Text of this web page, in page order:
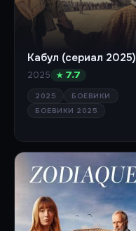
Кабул (сериал 2025)
2025 ★ 7.7
2025
БОЕВИКИ
БОЕВИКИ 2025